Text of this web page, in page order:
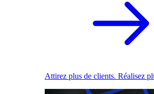
Attirez plus de clients. Réalisez